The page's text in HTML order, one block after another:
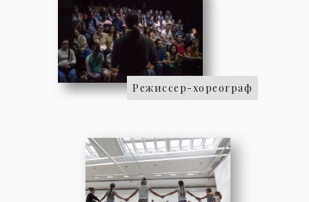
Режиссер-хореограф